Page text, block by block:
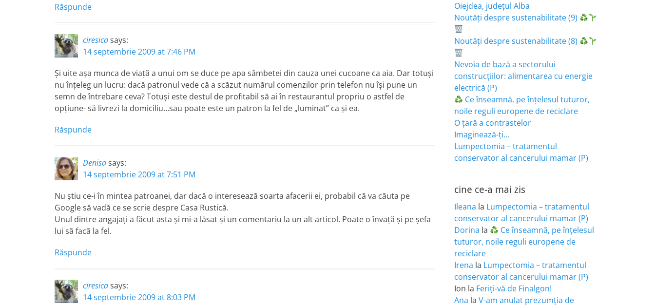
Răspunde
ciresicasays:
14 septembrie 2009 at 7:46 PM
Şi uite aşa munca de viaţă a unui om se duce pe apa sâmbetei din cauza unei cucoane ca aia. Dar totuşi
nu înţeleg un lucru: dacă patronul vede că a scăzut numărul comenzilor prin telefon nu îşi pune un
semn de întrebare ceva? Totuşi este destul de profitabil să ai în restaurantul propriu o astfel de
opţiune- să livrezi la domiciliu…sau poate este un patron la fel de „luminat” ca şi ea.
Răspunde
Denisasays:
14 septembrie 2009 at 7:51 PM
Nu ştiu ce-i în mintea patroanei, dar dacă o interesează soarta afacerii ei, probabil că va căuta pe
Google să vadă ce se scrie despre Casa Rustică.
Unul dintre angajaţi a făcut asta şi mi-a lăsat şi un comentariu la un alt articol. Poate o învaţă şi pe şefa
lui să facă la fel.
Răspunde
ciresicasays:
14 septembrie 2009 at 8:03 PM
Oiejdea, județul Alba
Noutăți despre sustenabilitate (9)
Noutăți despre sustenabilitate (8)
Nevoia de bază a sectorului
construcțiilor: alimentarea cu energie
electrică (P)
Ce înseamnă, pe înțelesul tuturor,
noile reguli europene de reciclare
O țară a contrastelor
Imaginează-ți…
Lumpectomia – tratamentul
conservator al cancerului mamar (P)
cine ce-a mai zis
Ileana la Lumpectomia – tratamentul
conservator al cancerului mamar (P)
Dorina la
Ce înseamnă, pe înțelesul
tuturor, noile reguli europene de
reciclare
Irena la Lumpectomia – tratamentul
conservator al cancerului mamar (P)
Ion la Feriţi-vă de Finalgon!
Ana la V-am anulat prezumția de